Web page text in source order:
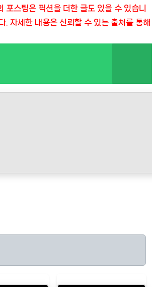
스팅은 픽션을 더한 글도 있을 수 있습니
. 자세한 내용은 신뢰할 수 있는 출처를 통해